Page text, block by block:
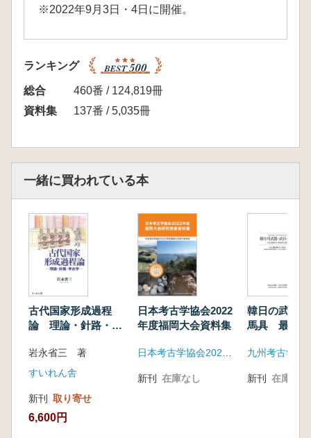
※2022年9月3日・4日に開催。
ランキング
総合
460番 / 124,819冊
資料集
137番 / 5,035冊
一緒に買われている本
古代国家形成過程
論 理論・針路・考
岩永省三 著
すいれん舎
新刊 取り寄せ
6,600円
日本考古学協会2022
年度福岡大会資料集
日本考古学協会2022年度福岡大会実行委員会
新刊 在庫なし
韓日の武器
馬具 最新発
新刊 在庫なし